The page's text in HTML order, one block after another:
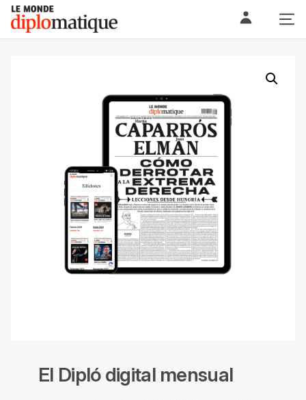
Skip
content
Le monde diplomatique
El Dipló digital mensual